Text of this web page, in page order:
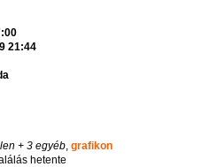
21:44
+ 3 egyéb ,grafikon
hetente